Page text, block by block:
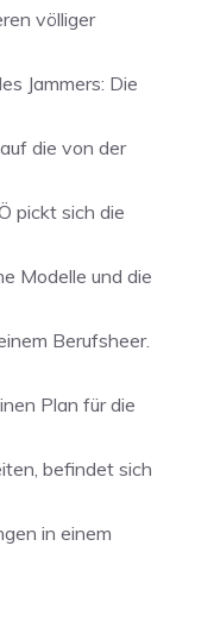
völliger
Jammers: Die
die von der
pickt sich die
Modelle und die
Berufsheer.
Plan für die
befindet sich
in einem